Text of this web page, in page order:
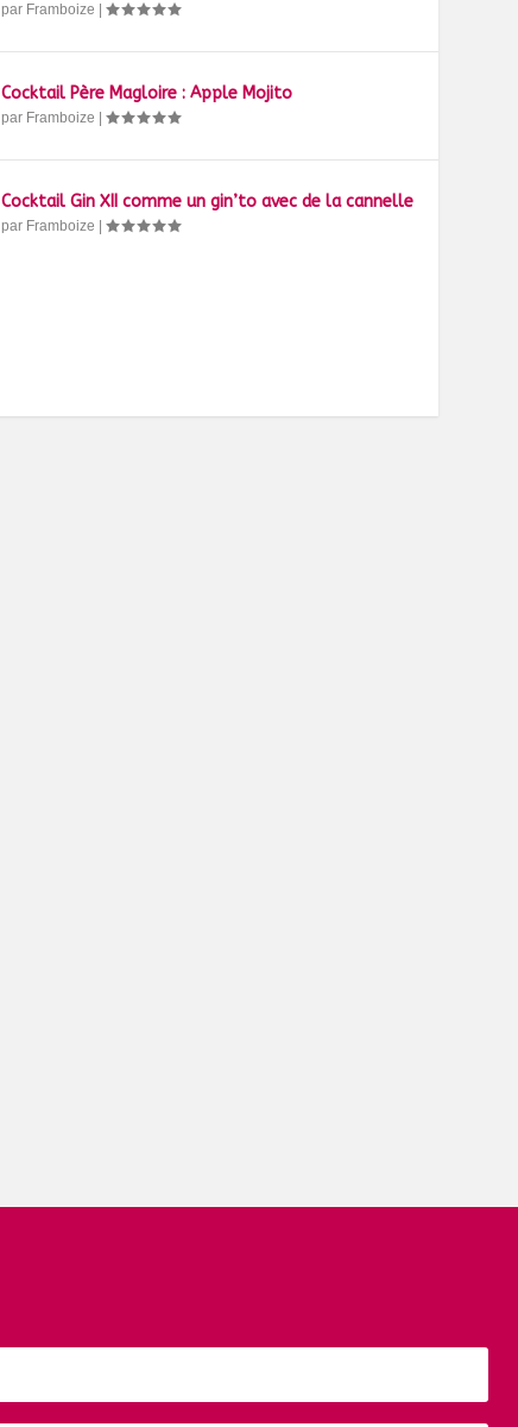
par Framboize |
Cocktail Père Magloire : Apple Mojito
par Framboize |
Cocktail Gin XII comme un gin’to avec de la cannelle
par Framboize |